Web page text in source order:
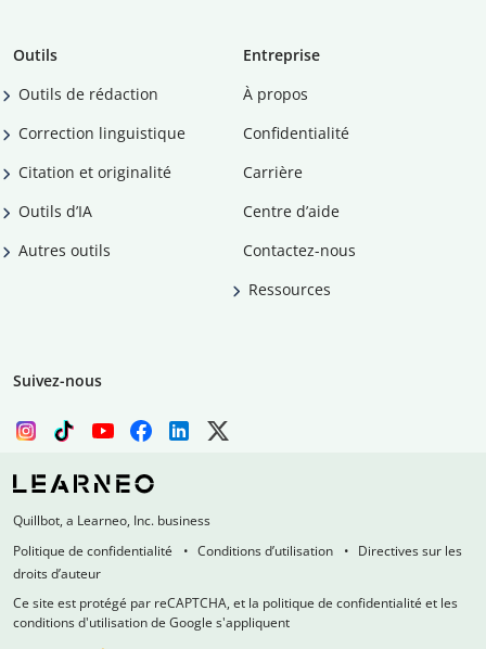
Outils
Outils de rédaction
Correction linguistique
Citation et originalité
Outils d’IA
Autres outils
Entreprise
À propos
Confidentialité
Carrière
Centre d’aide
Contactez-nous
Ressources
Suivez-nous
Quillbot, a Learneo, Inc. business
Politique de confidentialité
Conditions d’utilisation
Directives sur les
droits d’auteur
Ce site est protégé par reCAPTCHA, et la politique de confidentialité et les
conditions d'utilisation de Google s'appliquent